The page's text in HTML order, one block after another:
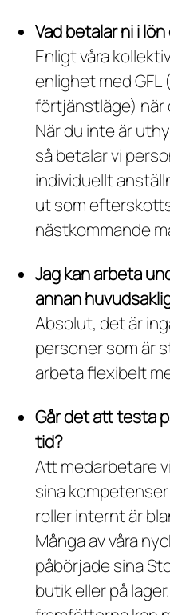
Vad betalar ni i
Enligt våra
enlighet med
förtjänstläge) när
När du inte är
så betalar vi
individuellt
ut som
nästkommande
Jag kan arbeta
annan
Absolut, det är
personer som är
arbeta flexibelt
Går det att testa
tid?
Att medarbetare
sina
roller internt är
Många av våra
påbörjade sina
butik eller på